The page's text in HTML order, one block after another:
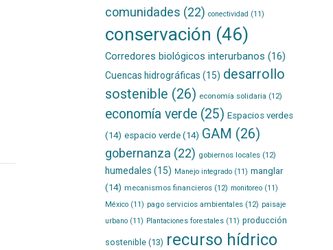
comunidades (22) conectividad (11)
conservación (46)
Corredores biológicos interurbanos (16)
Cuencas hidrográficas (15) desarrollo
sostenible (26) economía solidaria (12)
economía verde(25) Espacios verdes
(14) espacio verde(14) GAM (26)
gobernanza (22) gobiernos locales(12)
humedales (15) Manejo integrado(11) manglar
(14) mecanismos financieros(12) monitoreo(11)
México(11) pago servicios ambientales(12) paisaje
urbano(11) Plantaciones forestales(11) producción
sostenible(13) recurso hídrico